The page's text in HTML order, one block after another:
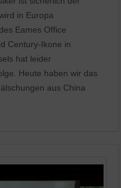
in Europa
Eames Office
Century-Ikone in
hat leider
Heute haben wir das
aus China